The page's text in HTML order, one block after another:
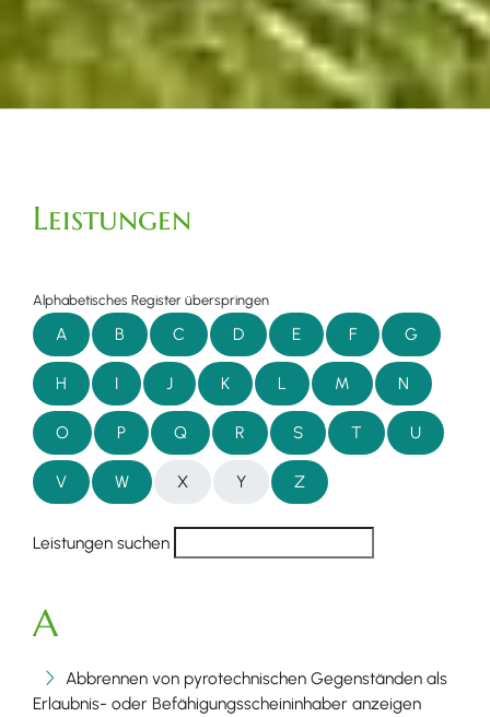
Leistungen
Alphabetisches Register überspringen
A B C D E F G
H I J K L M N
O P Q R S T U
V W X Y Z
Leistungen suchen
A
Abbrennen von pyrotechnischen Gegenständen als
Erlaubnis- oder Befähigungsscheininhaber anzeigen